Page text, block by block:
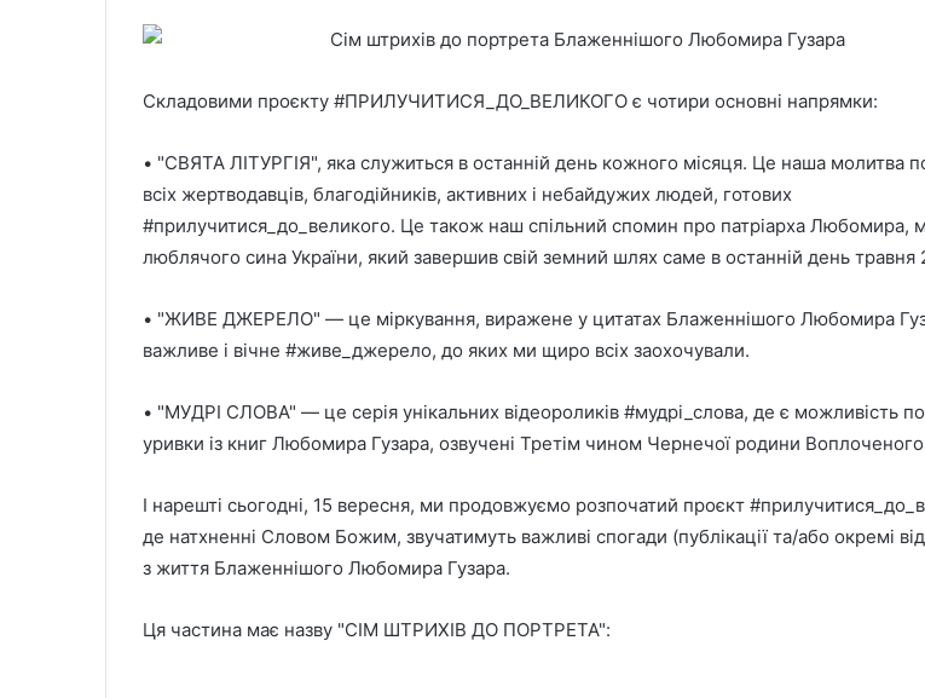
Складовими проєкту #ПРИЛУЧИТИСЯ_ДО_ВЕЛИКОГО є чотири основні напрямки:
• "СВЯТА ЛІТУРГІЯ", яка служиться в останній день кожного місяця. Це наша молитва
всіх жертводавців, благодійників, активних і небайдужих людей, готових
#прилучитися_до_великого. Це також наш спільний спомин про патріарха Любомира,
люблячого сина України, який завершив свій земний шлях саме в останній день травня
• "ЖИВЕ ДЖЕРЕЛО" — це міркування, виражене у цитатах Блаженнішого Любомира
важливе і вічне #живе_джерело, до яких ми щиро всіх заохочували.
• "МУДРІ СЛОВА" — це серія унікальних відеороликів #мудрі_слова, де є можливість
уривки із книг Любомира Гузара, озвучені Третім чином Чернечої родини
І нарешті сьогодні, 15 вересня, ми продовжуємо розпочатий проєкт
де натхненні Словом Божим, звучатимуть важливі спогади (публікації та/або окремі
з життя Блаженнішого Любомира Гузара.
Ця частина має назву "СІМ ШТРИХІВ ДО ПОРТРЕТА":